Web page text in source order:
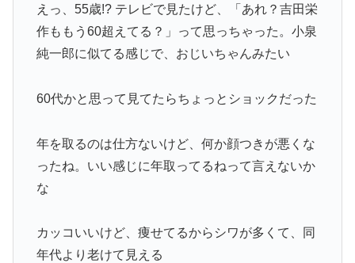
えっ、55歳!? テレビで見たけど、「あれ？吉田栄
作ももう60超えてる？」って思っちゃった。小泉
純一郎に似てる感じで、おじいちゃんみたい
60代かと思って見てたらちょっとショックだった
年を取るのは仕方ないけど、何か顔つきが悪くな
ったね。いい感じに年取ってるねって言えないか
な
カッコいいけど、痩せてるからシワが多くて、同
年代より老けて見える